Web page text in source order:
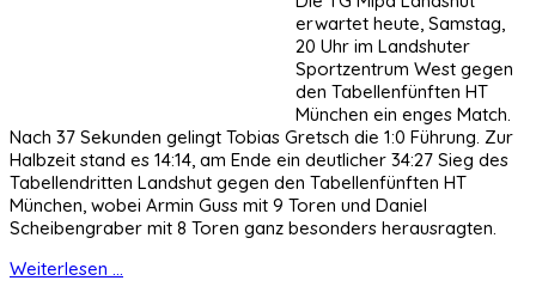
erwartet heute, Samstag,
20 Uhr im Landshuter
Sportzentrum West gegen
den Tabellenfünften HT
München ein enges Match.
Nach 37 Sekunden gelingt Tobias Gretsch die 1:0 Führung. Zur
Halbzeit stand es 14:14, am Ende ein deutlicher 34:27 Sieg des
Tabellendritten Landshut gegen den Tabellenfünften HT
München, wobei Armin Guss mit 9 Toren und Daniel
Scheibengraber mit 8 Toren ganz besonders herausragten.
Weiterlesen ...